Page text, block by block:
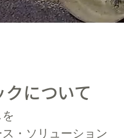
クについて
ス・ソリューション